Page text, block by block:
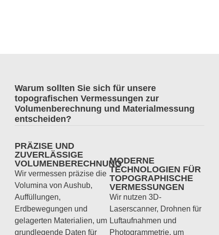
Warum sollten Sie sich für unsere
topografischen Vermessungen zur
Volumenberechnung und Materialmessung
entscheiden?
PRÄZISE UND
ZUVERLÄSSIGE
VOLUMENBERECHNUNG
Wir vermessen präzise die
Volumina von Aushub,
Auffüllungen,
Erdbewegungen und
gelagerten Materialien, um
grundlegende Daten für
MODERNE
TECHNOLOGIEN FÜR
TOPOGRAPHISCHE
VERMESSUNGEN
Wir nutzen 3D-
Laserscanner, Drohnen für
Luftaufnahmen und
Photogrammetrie, um